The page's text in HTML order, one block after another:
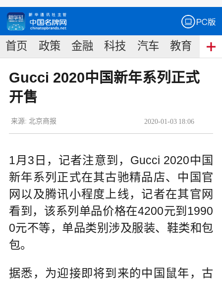
首页 政策 金融 科技 汽车 教育 食
Gucci 2020中国新年系列正式
开售
2020-01-03 18:06
来源: 北京商报
1月3日，记者注意到，Gucci 2020中国
新年系列正式在其古驰精品店、中国官
网以及腾讯小程度上线，记者在其官网
看到，该系列单品价格在4200元到1990
0元不等，单品类别涉及服装、鞋类和包
包。
据悉，为迎接即将到来的中国鼠年，古